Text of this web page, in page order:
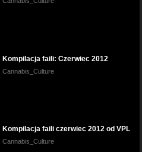
Kompilacja faili: Czerwiec 2012
Cannabis_Culture
Kompilacja faili czerwiec 2012 od VPL
Cannabis_Culture